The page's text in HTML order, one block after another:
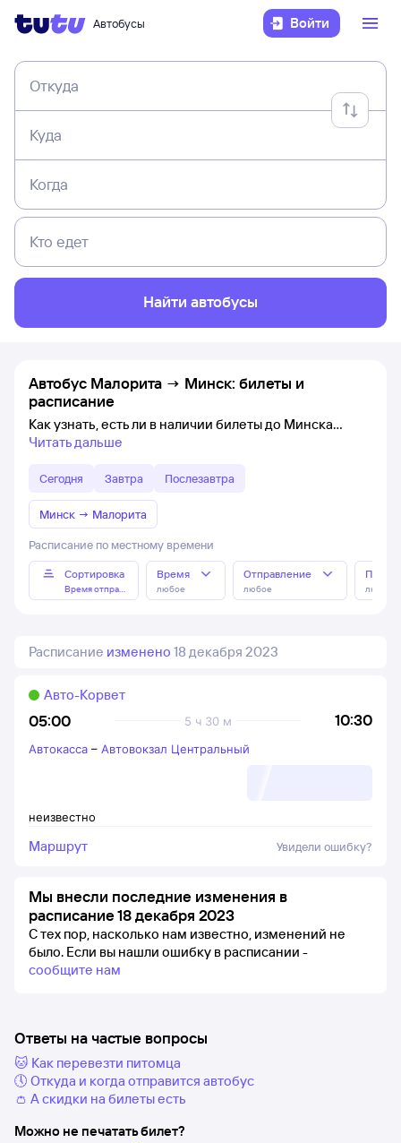
Автобусы Войти
Откуда
Куда
Когда
Кто едет
Найти автобусы
Автобус Малорита → Минск: билеты и
расписание
Как узнать, есть ли в наличии билеты до Минска
Читать дальше
Сегодня Завтра Послезавтра
Минск → Малорита
Расписание по местному времени
Сортировка
Время отправления
Время
любое
Отправление
любое любое
Расписание изменено 18 декабря 2023
05:00 10:30
5 ч 30 м
Авто-Корвет
неизвестно
Автокасса – Автовокзал Центральный
Маршрут Увидели ошибку?
Мы внесли последние изменения в
расписание 18 декабря 2023
С тех пор, насколько нам известно, изменений не
было. Если вы нашли ошибку в расписании -
сообщите нам
Ответы на частые вопросы
🐱 Как перевезти питомца
🕔 Откуда и когда отправится автобус
👛 А скидки на билеты есть
Можно не печатать билет?